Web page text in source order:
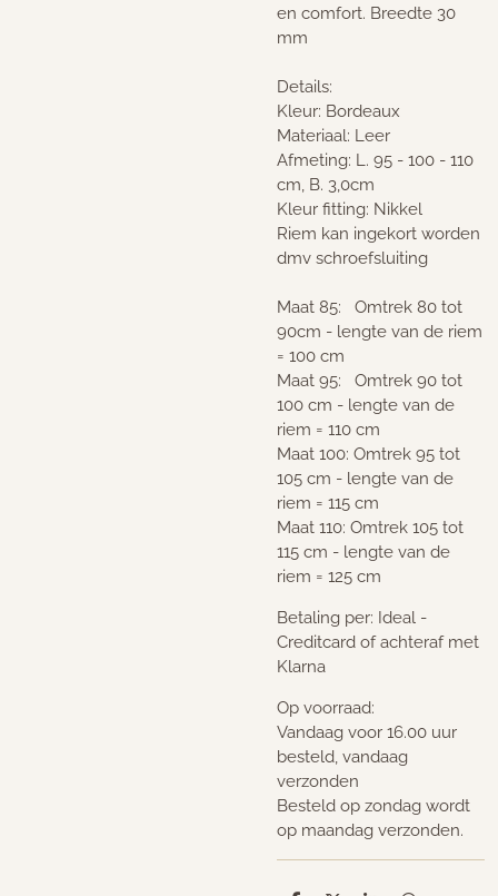
en comfort. Breedte 30
mm
Details:
Kleur: Bordeaux
Materiaal: Leer
Afmeting: L. 95 - 100 - 110
cm, B. 3,0cm
Kleur fitting: Nikkel
Riem kan ingekort worden
dmv schroefsluiting
Maat 85: Omtrek 80 tot
90cm - lengte van de riem
= 100 cm
Maat 95: Omtrek 90 tot
100 cm - lengte van de
riem = 110 cm
Maat 100: Omtrek 95 tot
105 cm - lengte van de
riem = 115 cm
Maat 110: Omtrek 105 tot
115 cm - lengte van de
riem = 125 cm
Betaling per: Ideal -
Creditcard of achteraf met
Klarna
Op voorraad:
Vandaag voor 16.00 uur
besteld, vandaag
verzonden
Besteld op zondag wordt
op maandag verzonden.